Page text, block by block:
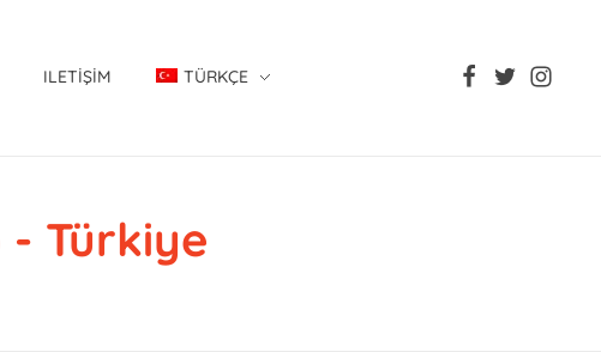
ILETIŞIM TÜRKÇE
Türkiye